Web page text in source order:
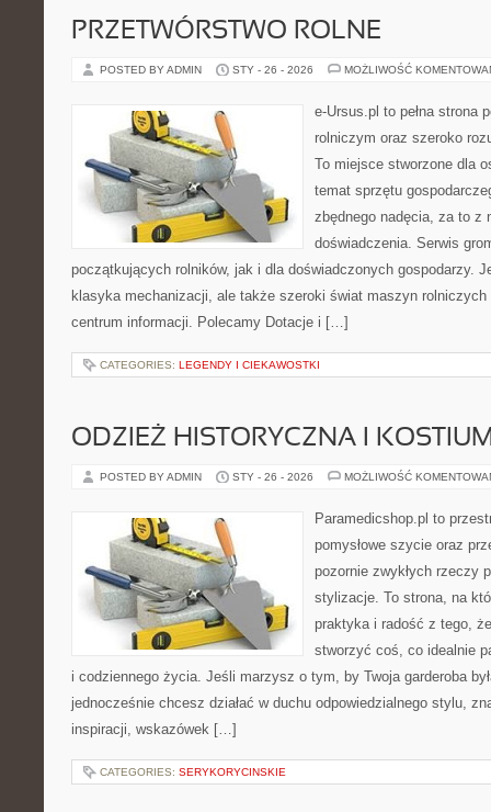
PRZETWÓRSTWO ROLNE
POSTED BY ADMIN STY - 26 - 2026 MOŻLIWOŚĆ
e-Ursus.pl to pełna strona
rolniczym oraz szeroko
To miejsce stworzone dla
temat sprzętu
zbędnego nadęcia, za to z
doświadczenia. Serwis
początkujących rolników, jak i dla doświadczonych gospodarzy.
klasyka mechanizacji, ale także szeroki świat maszyn
centrum informacji. Polecamy Dotacje i […]
CATEGORIES: LEGENDY I CIEKAWOSTKI
ODZIEŻ HISTORYCZNA I
POSTED BY ADMIN STY - 26 - 2026 MOŻLIWOŚĆ
Paramedicshop.pl to
pomysłowe szycie oraz
pozornie zwykłych rzeczy
stylizacje. To strona, na
praktyka i radość z tego,
stworzyć coś, co idealnie
i codziennego życia. Jeśli marzysz o tym, by Twoja garderoba
jednocześnie chcesz działać w duchu odpowiedzialnego stylu,
inspiracji, wskazówek […]
CATEGORIES: SERYKORYCINSKIE